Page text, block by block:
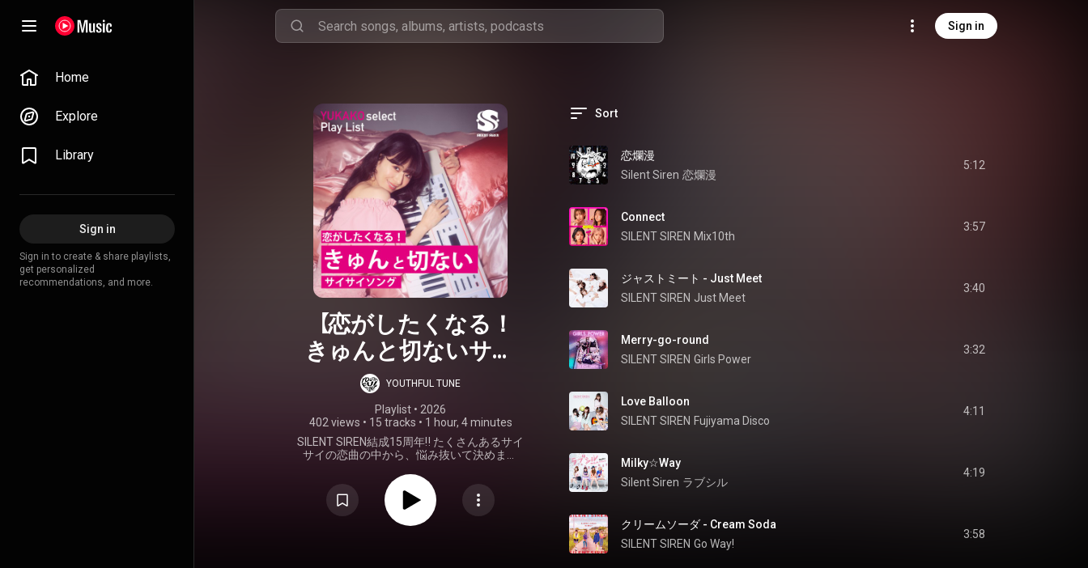
Sign in
Home
Explore
Library
Sign in
Sign in to create & share playlists,
get personalized
recommendations, and more.
【恋がしたくなる！
きゅんと切ないサイ
サイソング】Key. 黒
坂優香子 セレクト
YOUTHFUL TUNE
Playlist • 2026
402 views • 15 tracks • 1 hour, 4 minutes
SILENT SIREN結成15周年‼ たくさんあるサイ
サイの恋曲の中から、悩み抜いて決めまし
直ってそしてまた恋をする。 ときめきと切
なさ、喜びと悲しみ、どちらもあるからこそ
恋。 季節と共に巡る恋の旅へ。このプレイ
リストを聴くときっとあなたも恋がしたくな
Sort
恋爛漫
Silent Siren 恋爛漫
5:12
Connect
SILENT SIREN Mix10th
3:57
ジャストミート - Just Meet
SILENT SIREN Just Meet
3:40
Merry-go-round
SILENT SIREN Girls Power
3:32
Love Balloon
SILENT SIREN Fujiyama Disco
4:11
Milky☆Way
Silent Siren ラブシル
4:19
クリームソーダ - Cream Soda
SILENT SIREN Go Way!
3:58